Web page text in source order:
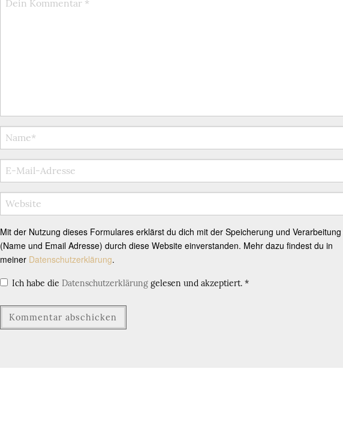
Mit der Nutzung dieses Formulares erklärst du dich mit der Speicherung und
(Name und Email Adresse) durch diese Website einverstanden. Mehr dazu findest du in
meiner Datenschutzerklärung.
Ich habe die Datenschutzerklärung gelesen und akzeptiert. *